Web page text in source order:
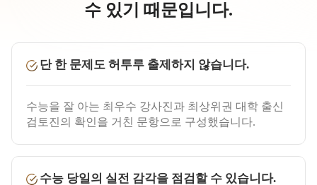
수 있기 때문입니다.
단 한 문제도 허투루 출제하지 않습니다.
수능을 잘 아는 최우수 강사진과 최상위권 대학 출신
검토진의 확인을 거친 문항으로 구성했습니다.
수능 당일의 실전 감각을 점검할 수 있습니다.